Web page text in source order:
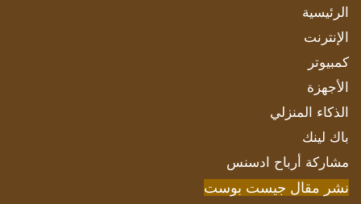
الرئيسية
الإنترنت
كمبيوتر
الأجهزة
الذكاء المنزلي
باك لينك
مشاركة أرباح ادسنس
نشر مقال جيست بوست